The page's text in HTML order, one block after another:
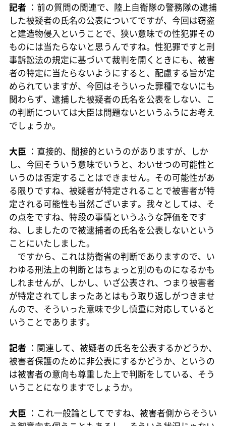
記者 ：前の質問の関連で、陸上自衛隊の警務隊の逮捕
した被疑者の氏名の公表についてですが、今回は窃盗
と建造物侵入ということで、狭い意味での性犯罪その
ものには当たらないと思うんですね。性犯罪ですと刑
事訴訟法の規定に基づいて裁判を開くときにも、被害
者の特定に当たらないようにすると、配慮する旨が定
められていますが、今回はそういった罪種でないにも
関わらず、逮捕した被疑者の氏名を公表をしない、こ
の判断については大臣は問題ないというふうにお考え
でしょうか。
大臣 ：直接的、間接的というのがありますが、しか
し、今回そういう意味でいうと、わいせつの可能性と
いうのは否定することはできません。その可能性があ
る限りですね、被疑者が特定されることで被害者が特
定される可能性も当然ございます。我々としては、そ
の点をですね、特段の事情というふうな評価をです
ね、しましたので被逮捕者の氏名を公表しないという
ことにいたしました。
ですから、これは防衛省の判断でありますので、い
わゆる刑法上の判断とはちょっと別のものになるかも
しれませんが、しかし、いざ公表され、つまり被害者
が特定されてしまったあとはもう取り返しがつきませ
んので、そういった意味で少し慎重に対応していると
いうことであります。
記者 ：関連して、被疑者の氏名を公表するかどうか、
被害者保護のために非公表にするかどうか、というの
は被害者の意向も尊重した上で判断をしている、そう
いうことになりますでしょうか。
大臣 ：これ一般論としてですね、被害者側からそうい